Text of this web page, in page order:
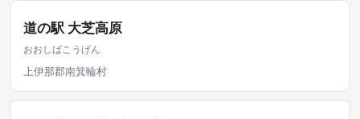
道の駅 大芝高原
おおしばこうげん
上伊那郡南箕輪村